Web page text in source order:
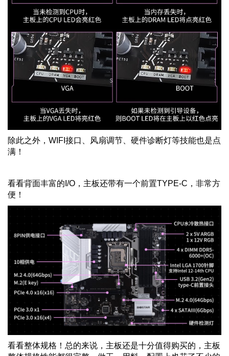
除此之外， WIFI 接口、风扇调节、硬件诊断灯等技能也是点
满！
看看背面丰富的 I/O ，主板还带有一个前置TYPE-C ，非常方
便！
看看整体规格！总的来说，主板还是十分值得购买的，主板